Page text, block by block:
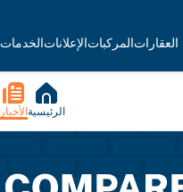
العقاراتالمركباتالإعلاناتالخدمات
الرئيسية الأخبار